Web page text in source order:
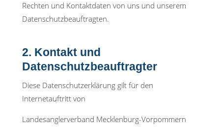
Rechten und Kontaktdaten von uns und unserem
Datenschutzbeauftragten.
2. Kontakt und
Datenschutzbeauftragter
Diese Datenschutzerklärung gilt für den
Internetauftritt von
Landesanglerverband Mecklenburg-Vorpommern